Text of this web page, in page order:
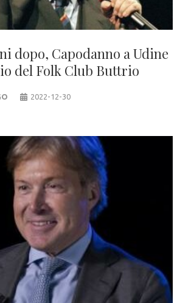
dopo, Capodanno a Udine
del Folk Club Buttrio
2022-12-30